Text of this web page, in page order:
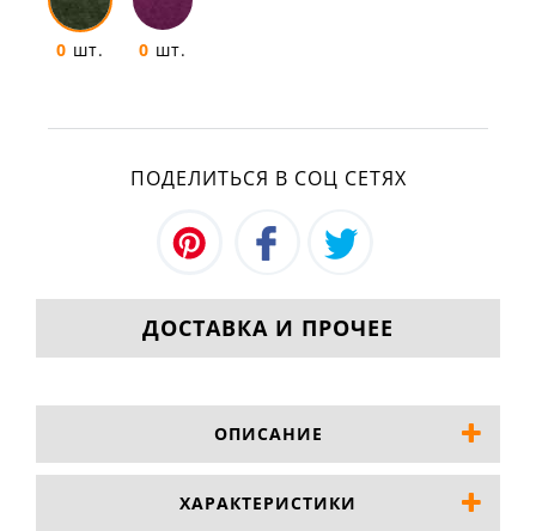
0 шт. 0 шт.
ПОДЕЛИТЬСЯ В СОЦ СЕТЯХ
ДОСТАВКА И ПРОЧЕЕ
ОПИСАНИЕ
ХАРАКТЕРИСТИКИ